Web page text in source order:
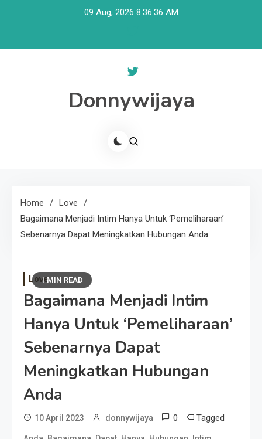
09 Aug, 2026 8:36:37 AM
Donnywijaya
Home
Love
Bagaimana Menjadi Intim Hanya Untuk ‘Pemeliharaan’
Sebenarnya Dapat Meningkatkan Hubungan Anda
1 MIN READ
Love
Bagaimana Menjadi Intim
Hanya Untuk ‘Pemeliharaan’
Sebenarnya Dapat
Meningkatkan Hubungan
Anda
10 April 2023 donnywijaya 0 Tagged